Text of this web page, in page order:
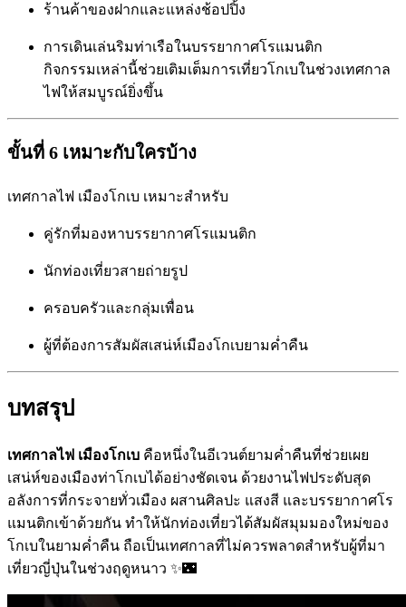
ร้านค้าของฝากและแหล่งช้อปปิ้ง
การเดินเล่นริมท่าเรือในบรรยากาศโรแมนติก
กิจกรรมเหล่านี้ช่วยเติมเต็มการเที่ยวโกเบในช่วงเทศกาล
ไฟให้สมบูรณ์ยิ่งขึ้น
ขั้นที่ 6 เหมาะกับใครบ้าง
เทศกาลไฟ เมืองโกเบ เหมาะสำหรับ
คู่รักที่มองหาบรรยากาศโรแมนติก
นักท่องเที่ยวสายถ่ายรูป
ครอบครัวและกลุ่มเพื่อน
ผู้ที่ต้องการสัมผัสเสน่ห์เมืองโกเบยามค่ำคืน
บทสรุป
เทศกาลไฟ เมืองโกเบ คือหนึ่งในอีเวนต์ยามค่ำคืนที่ช่วยเผย
เสน่ห์ของเมืองท่าโกเบได้อย่างชัดเจน ด้วยงานไฟประดับสุด
อลังการที่กระจายทั่วเมือง ผสานศิลปะ แสงสี และบรรยากาศโร
แมนติกเข้าด้วยกัน ทำให้นักท่องเที่ยวได้สัมผัสมุมมองใหม่ของ
โกเบในยามค่ำคืน ถือเป็นเทศกาลที่ไม่ควรพลาดสำหรับผู้ที่มา
เที่ยวญี่ปุ่นในช่วงฤดูหนาว ✨🌃